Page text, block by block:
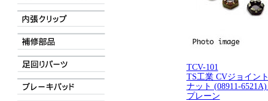
TCV-101
TS工業 CVジョイン
ナット (08911-6521A)
プレーン